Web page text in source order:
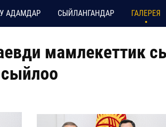
АДАМДАР СЫЙЛАНГАНДАР ГАЛЕРЕЯ
мамлекеттик
сыйлоо